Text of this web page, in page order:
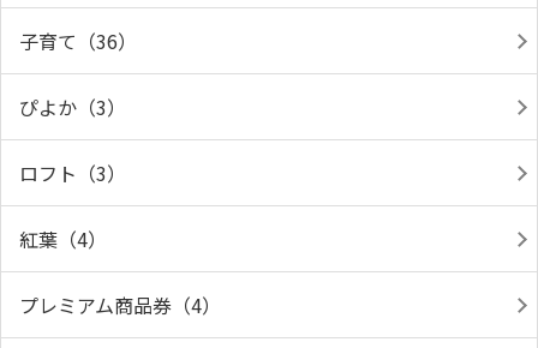
子育て（36）
ぴよか（3）
ロフト（3）
紅葉（4）
プレミアム商品券（4）